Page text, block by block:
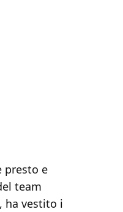
presto e
team
, ha vestito i